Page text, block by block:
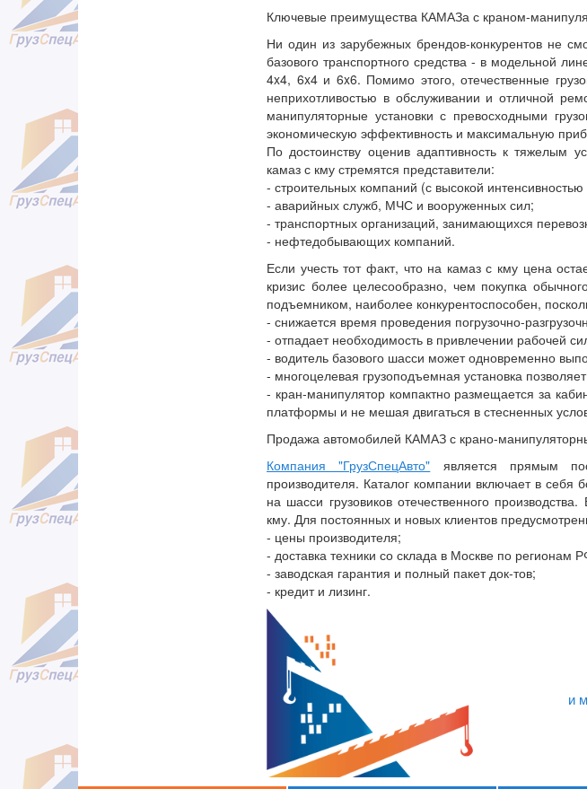
Ключевые преимущества КАМАЗа с краном-
Ни один из зарубежных брендов-конкурентов не
базового транспортного средства - в модельной
4x4, 6x4 и 6x6. Помимо этого, отечественные
неприхотливостью в обслуживании и отличной
манипуляторные установки с превосходными
экономическую эффективность и максимальную
По достоинству оценив адаптивность к тяжелым
камаз с кму стремятся представители:
- строительных компаний (с высокой
- аварийных служб, МЧС и вооруженных сил;
- транспортных организаций, занимающихся
- нефтедобывающих компаний.
Если учесть тот факт, что на камаз с кму цена
кризис более целесообразно, чем покупка
подъемником, наиболее конкурентоспособен,
- снижается время проведения погрузочно-
- отпадает необходимость в привлечении рабочей
- водитель базового шасси может одновременно
- многоцелевая грузоподъемная установка
- кран-манипулятор компактно размещается за
платформы и не мешая двигаться в стесненных
Продажа автомобилей КАМАЗ с крано-
Компания "ГрузСпецАвто" является прямым
производителя. Каталог компании включает в себя
на шасси грузовиков отечественного
кму. Для постоянных и новых клиентов
- цены производителя;
- доставка техники со склада в Москве по регионам
- заводская гарантия и полный пакет док-тов;
- кредит и лизинг.
и